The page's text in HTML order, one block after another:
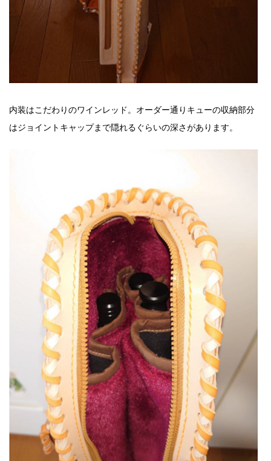
内装はこだわりのワインレッド。オーダー通りキューの収納部分
はジョイントキャップまで隠れるぐらいの深さがあります。